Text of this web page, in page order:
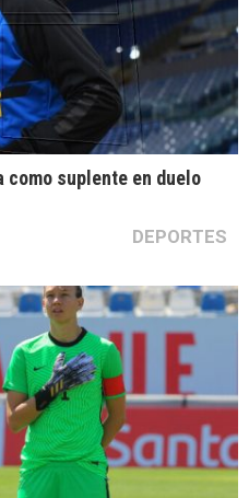
como suplente en duelo
DEPORTES